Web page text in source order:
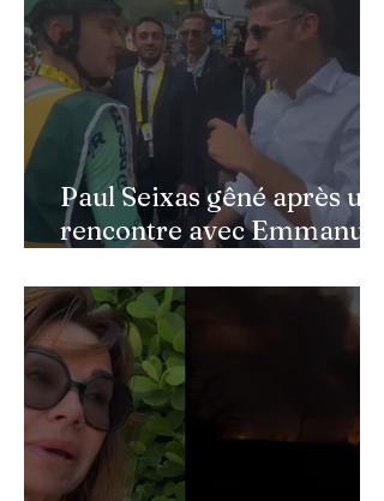
Paul Seixas gêné après une
rencontre avec Emmanuel
semé la panique dans son
équipe